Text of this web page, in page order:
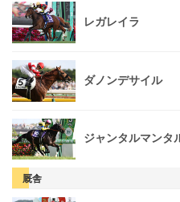
レガレイラ
ダノンデサイル
ジャンタルマンタ
厩舎